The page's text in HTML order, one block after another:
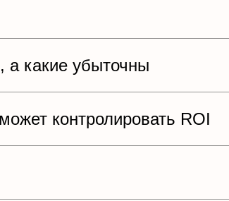
а какие убыточны
контролировать ROI